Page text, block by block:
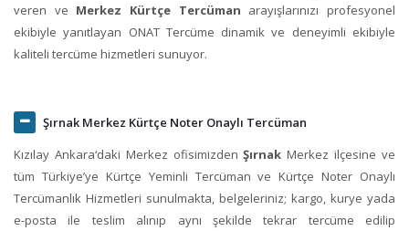
veren ve Merkez Kürtçe Tercüman arayışlarınızı profesyonel
ekibiyle yanıtlayan ONAT Tercüme dinamik ve deneyimli ekibiyle
kaliteli tercüme hizmetleri sunuyor.
Şırnak Merkez Kürtçe Noter Onaylı Tercüman
Kızılay Ankara‘daki Merkez ofisimizdenŞırnak Merkez ilçesine ve
tüm Türkiye’ye Kürtçe Yeminli Tercüman ve Kürtçe Noter Onaylı
Tercümanlık Hizmetleri sunulmakta, belgeleriniz; kargo, kurye yada
e-posta ile teslim alınıp aynı şekilde tekrar tercüme edilip